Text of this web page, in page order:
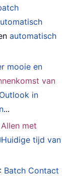
automatisch
mooie en
van
in
...
met
tijd van
: Batch Contact